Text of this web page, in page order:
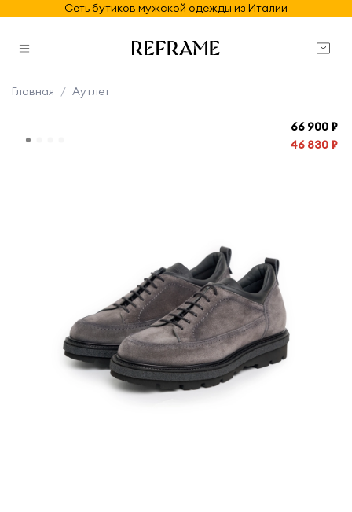
Сеть бутиков мужской одежды из Италии
Главная Аутлет
66 900 ₽
46 830 ₽